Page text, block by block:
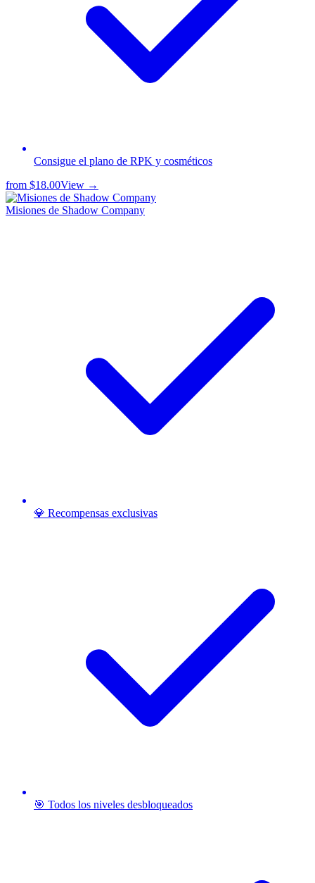
Consigue el plano de RPK y cosméticos
from $18.00View →
Misiones de Shadow Company
💎 Recompensas exclusivas
🎯 Todos los niveles desbloqueados